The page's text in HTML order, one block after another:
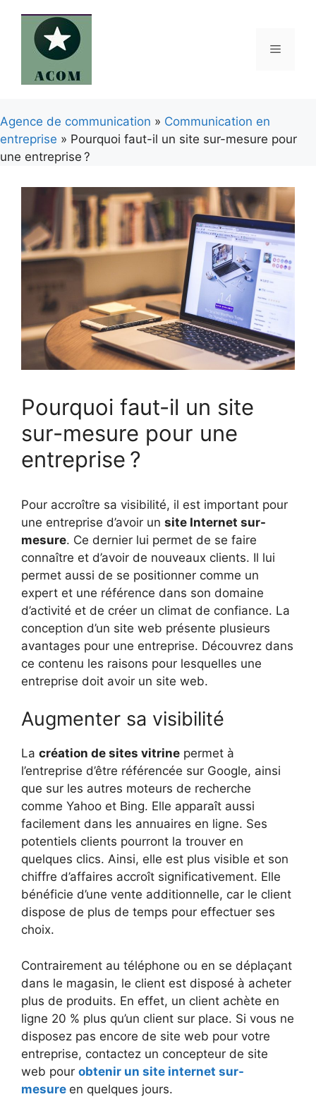
contenu
Menu
Agence de communication » Communication en
entreprise » Pourquoi faut-il un site sur-mesure pour
une entreprise ?
Pourquoi faut-il un site
sur-mesure pour une
entreprise ?
Pour accroître sa visibilité, il est important pour
une entreprise d’avoir un site Internet sur-
mesure. Ce dernier lui permet de se faire
connaître et d’avoir de nouveaux clients. Il lui
permet aussi de se positionner comme un
expert et une référence dans son domaine
d’activité et de créer un climat de confiance. La
conception d’un site web présente plusieurs
avantages pour une entreprise. Découvrez dans
ce contenu les raisons pour lesquelles une
entreprise doit avoir un site web.
Augmenter sa visibilité
La création de sites vitrine permet à
l’entreprise d’être référencée sur Google, ainsi
que sur les autres moteurs de recherche
comme Yahoo et Bing. Elle apparaît aussi
facilement dans les annuaires en ligne. Ses
potentiels clients pourront la trouver en
quelques clics. Ainsi, elle est plus visible et son
chiffre d’affaires accroît significativement. Elle
bénéficie d’une vente additionnelle, car le client
dispose de plus de temps pour effectuer ses
choix.
Contrairement au téléphone ou en se déplaçant
dans le magasin, le client est disposé à acheter
plus de produits. En effet, un client achète en
ligne 20 % plus qu’un client sur place. Si vous ne
disposez pas encore de site web pour votre
entreprise, contactez un concepteur de site
web pour obtenir un site internet sur-
mesure en quelques jours.